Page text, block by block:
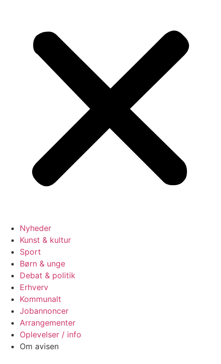
Nyheder
Kunst & kultur
Sport
Børn & unge
Debat & politik
Erhverv
Kommunalt
Jobannoncer
Arrangementer
Oplevelser / info
Om avisen